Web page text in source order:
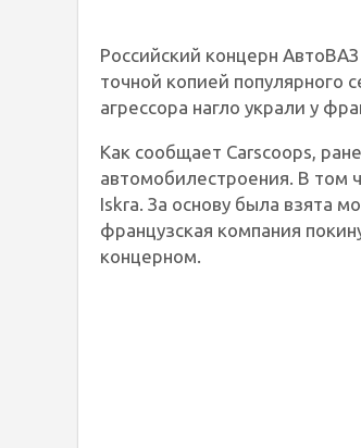
Российский концерн
точной копией популярного
агрессора нагло украли у
Как сообщает Carscoops,
автомобилестроения. В том
Iskra. За основу была взята
французская компания
концерном.